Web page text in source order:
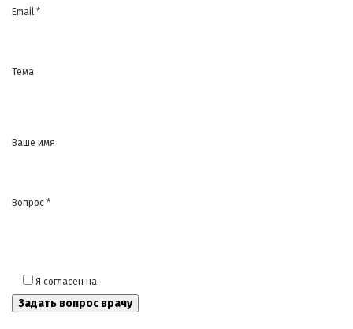
Email *
Тема
Ваше имя
Вопрос *
Я согласен на